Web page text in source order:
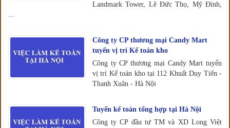
Landmark Tower, Lê Đức Thọ, Mỹ Đình,
...
Công ty CP thương mại Candy Mart
tuyển vị trí Kế toán kho
Công ty CP thương mại Candy Mart tuyển
vị trí Kế toán kho tại 112 Khuất Duy Tiến -
Thanh Xuân - Hà Nội
Tuyển kế toán tổng hợp tại Hà Nội
Công ty CP đầu tư TM và XD Long Việt